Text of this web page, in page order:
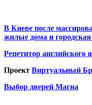
В Киеве после
жилые дома и
Репетитор английского
Проект Виртуальный
Выбор дверей Магна